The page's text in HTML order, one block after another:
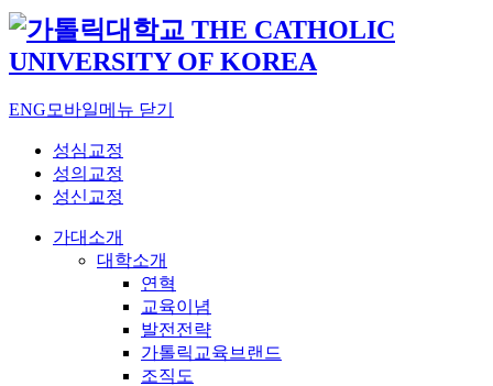
ENG 모바일메뉴 닫기
성심교정
성의교정
성신교정
가대소개
대학소개
연혁
교육이념
발전전략
가톨릭교육브랜드
조직도